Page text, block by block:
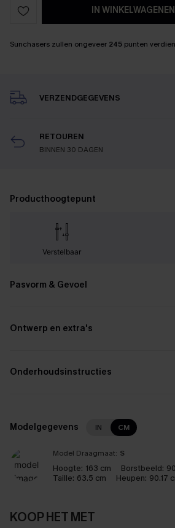
IN WINKELWAGENEN
Sunchasers zullen ongeveer 245 punten
VERZENDGEGEVENS
RETOUREN
BINNEN 30 DAGEN
Producthoogtepunt
Verstelbaar
Pasvorm & Gevoel
Ontwerp en extra's
Onderhoudsinstructies
Modelgegevens IN CM
Model Draagmaat: S
Hoogte: 163 cm Borstbeeld:
Taille: 63.5 cm Heupen: 90.17
KOOP HET MET